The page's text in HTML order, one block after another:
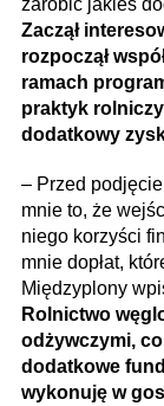
Zaczął
rozpoczął
ramach
praktyk
dodatkowy
– Przed
mnie to, że
niego korzyści
mnie dopłat,
Międzyplony
Rolnictwo
odżywczymi,
dodatkowe
wykonuję w